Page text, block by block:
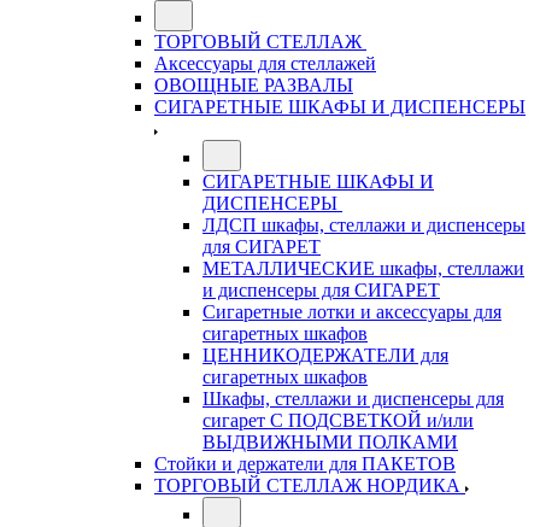
ТОРГОВЫЙ СТЕЛЛАЖ
Аксессуары для стеллажей
ОВОЩНЫЕ РАЗВАЛЫ
СИГАРЕТНЫЕ ШКАФЫ И ДИСПЕНСЕРЫ
СИГАРЕТНЫЕ ШКАФЫ И
ДИСПЕНСЕРЫ
ЛДСП шкафы, стеллажи и диспенсеры
для СИГАРЕТ
МЕТАЛЛИЧЕСКИЕ шкафы, стеллажи
и диспенсеры для СИГАРЕТ
Сигаретные лотки и аксессуары для
сигаретных шкафов
ЦЕННИКОДЕРЖАТЕЛИ для
сигаретных шкафов
Шкафы, стеллажи и диспенсеры для
сигарет С ПОДСВЕТКОЙ и/или
ВЫДВИЖНЫМИ ПОЛКАМИ
Стойки и держатели для ПАКЕТОВ
ТОРГОВЫЙ СТЕЛЛАЖ НОРДИКА